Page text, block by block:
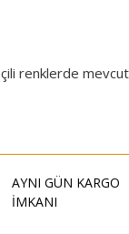
renklerde
AYNI GÜN KARGO
İMKANI